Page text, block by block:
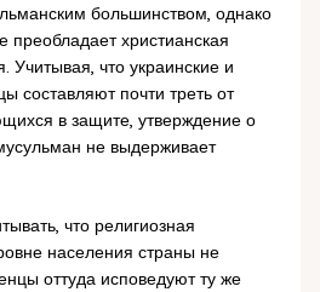
большинством, однако
преобладает христианская
Учитывая, что украинские и
составляют почти треть от
в защите, утверждение о
не выдерживает
что религиозная
населения страны не
оттуда исповедуют ту же